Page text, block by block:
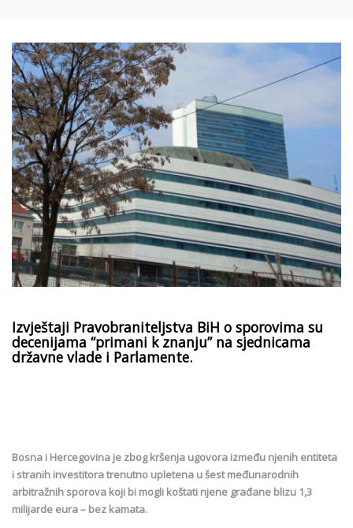
Izvještaji Pravobraniteljstva BiH o sporovima su
decenijama “primani k znanju” na sjednicama
državne vlade i Parlamente.
Bosna i Hercegovina je zbog kršenja ugovora između njenih entiteta
i stranih investitora trenutno upletena u šest međunarodnih
arbitražnih sporova koji bi mogli koštati njene građane blizu 1,3
milijarde eura – bez kamata.